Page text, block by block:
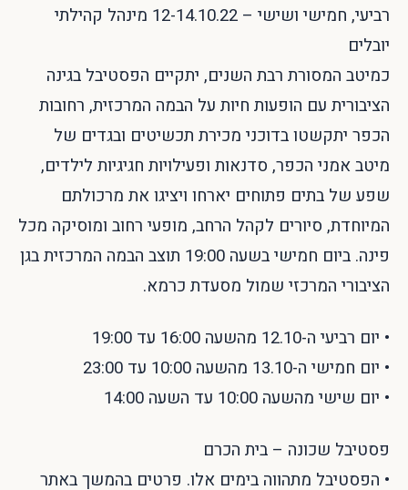
רביעי, חמישי ושישי – 12-14.10.22 מינהל קהילתי
יובלים
כמיטב המסורת רבת השנים, יתקיים הפסטיבל בגינה
הציבורית עם הופעות חיות על הבמה המרכזית, רחובות
הכפר יתקשטו בדוכני מכירת תכשיטים ובגדים של
מיטב אמני הכפר, סדנאות ופעילויות חגיגיות לילדים,
שפע של בתים פתוחים יארחו ויציגו את מרכולתם
המיוחדת, סיורים לקהל הרחב, מופעי רחוב ומוסיקה מכל
פינה. ביום חמישי בשעה 19:00 תוצב הבמה המרכזית בגן
הציבורי המרכזי שמול מסעדת כרמא.
• יום רביעי ה-12.10 מהשעה 16:00 עד 19:00
• יום חמישי ה-13.10 מהשעה 10:00 עד 23:00
• יום שישי מהשעה 10:00 עד השעה 14:00
פסטיבל שכונה – בית הכרם
• הפסטיבל מתהווה בימים אלו. פרטים בהמשך באתר